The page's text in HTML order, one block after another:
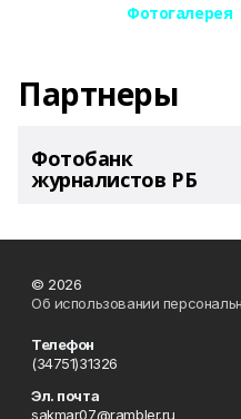
Фотогалерея
Партнеры
Фотобанк
журналистов РБ
© 2026
Об использовании
Телефон
(34751)31326
Эл. почта
sakmar07@rambler.ru